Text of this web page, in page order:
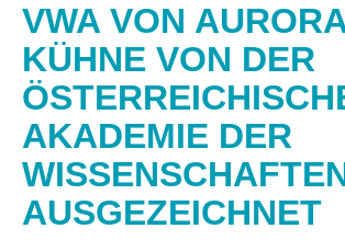
VWA VON
KÜHNE VON DER
AKADEMIE DER
AUSGEZEICHNET